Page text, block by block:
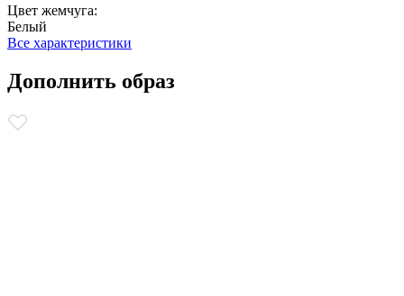
Цвет жемчуга:
Белый
Все характеристики
Дополнить образ